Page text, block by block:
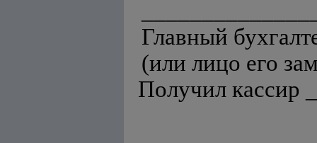
Главный
(или лицо его
Получил кассир